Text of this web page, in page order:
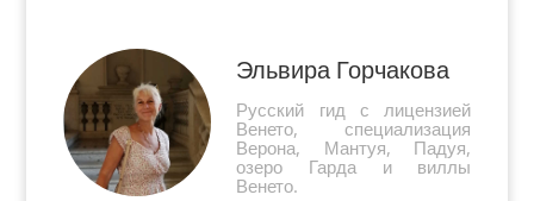
Эльвира Горчакова
Русский гид с лицензией
Венето, специализация
Верона, Мантуя, Падуя,
озеро Гарда и виллы
Венето.